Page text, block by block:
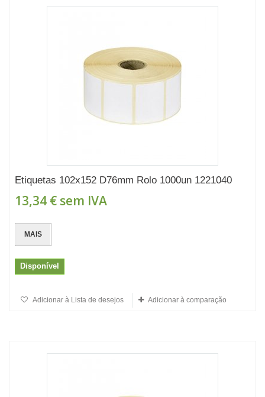
Etiquetas 102x152 D76mm Rolo 1000un 1221040
13,34 € sem IVA
MAIS
Disponível
Adicionar à Lista de desejos Adicionar à comparação